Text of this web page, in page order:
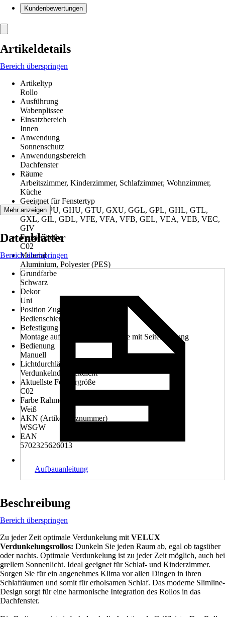
Kundenbewertungen
Artikeldetails
Bereich überspringen
Artikeltyp
Rollo
Ausführung
Wabenplissee
Einsatzbereich
Innen
Anwendung
Sonnenschutz
Anwendungsbereich
Dachfenster
Räume
Arbeitszimmer, Kinderzimmer, Schlafzimmer, Wohnzimmer,
Küche
Geeignet für Fenstertyp
GGU, GPU, GHU, GTU, GXU, GGL, GPL, GHL, GTL,
GXL, GIL, GDL, VFE, VFA, VFB, GEL, VEA, VEB, VEC,
GIV
Fenstergröße
C02
Material
Aluminium, Polyester (PES)
Grundfarbe
Schwarz
Dekor
Uni
Position Zugvorrichtung
Bedienschiene
Befestigung
Montage auf dem Flügel, Montage mit Seitenführung
Bedienung
Manuell
Lichtdurchlässigkeit
Verdunkelnd, Blickdicht
Aktuellste Fenstergröße
C02
Farbe Rahmen
Weiß
AKN (Artikelkurznummer)
WSGW
EAN
5702325626013
Mehr anzeigen
Datenblätter
Bereich überspringen
Aufbauanleitung
Beschreibung
Bereich überspringen
Zu jeder Zeit optimale Verdunkelung mit VELUX
Verdunkelungsrollos: Dunkeln Sie jeden Raum ab, egal ob tagsüber
oder nachts. Optimale Verdunkelung ist zu jeder Zeit möglich, auch bei
grellem Sonnenlicht. Ideal geeignet für Schlaf- und Kinderzimmer.
Sorgen Sie für ein angenehmes Klima vor allen Dingen in ihren
Schlafräumen und somit für erholsamen Schlaf. Das moderne Slimline-
Design sorgt für eine harmonische Integration des Rollos in das
Dachfenster.